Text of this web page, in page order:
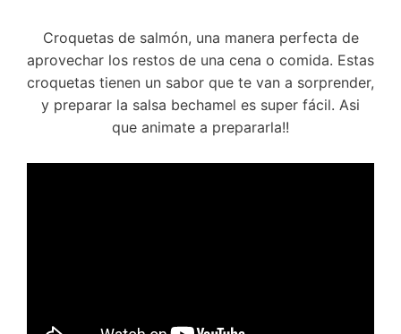
Croquetas de salmón, una manera perfecta de
aprovechar los restos de una cena o comida. Estas
croquetas tienen un sabor que te van a sorprender,
y preparar la salsa bechamel es super fácil. Asi
que animate a prepararla!!